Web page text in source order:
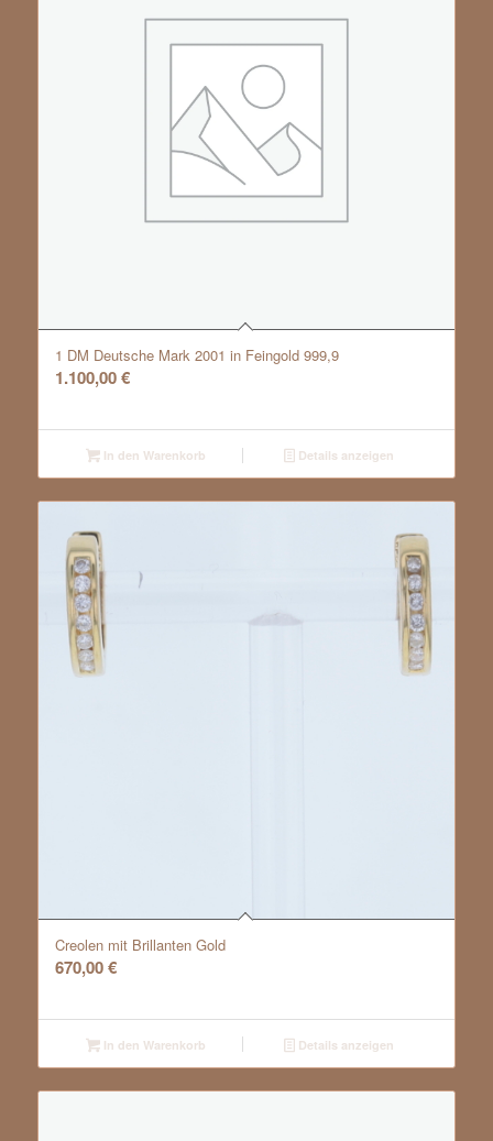
1 DM Deutsche Mark 2001 in Feingold 999,9
1.100,00€
In den Warenkorb Details anzeigen
Creolen mit Brillanten Gold
670,00€
In den Warenkorb Details anzeigen